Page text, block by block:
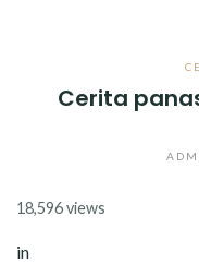
Cerita
18,596 views
in
CERITA SKANDAL
CERITA BASAH